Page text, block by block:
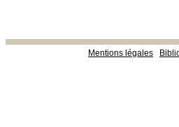
Mentions légales